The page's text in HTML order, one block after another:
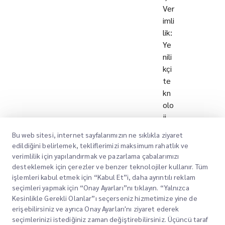
Ver
imli
lik:
Ye
nili
kçi
te
kn
olo
ji
zü
ml
eri
ara
cılı
ğıy
la
Bu web sitesi, internet sayfalarımızın ne sıklıkla ziyaret
edildiğini belirlemek, tekliflerimizi maksimum rahatlık ve
verimlilik için yapılandırmak ve pazarlama çabalarımızı
desteklemek için çerezler ve benzer teknolojiler kullanır. Tüm
işlemleri kabul etmek için “Kabul Et”i, daha ayrıntılı reklam
seçimleri yapmak için “Onay Ayarları”nı tıklayın. “Yalnızca
Kesinlikle Gerekli Olanlar”ı seçerseniz hizmetimize yine de
erişebilirsiniz ve ayrıca Onay Ayarları'nı ziyaret ederek
seçimlerinizi istediğiniz zaman değiştirebilirsiniz. Üçüncü taraf